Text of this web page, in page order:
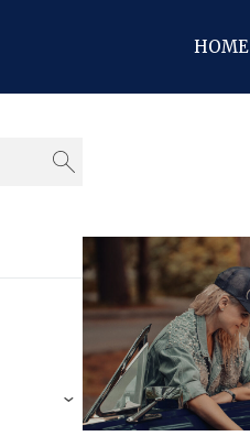
HOME
›